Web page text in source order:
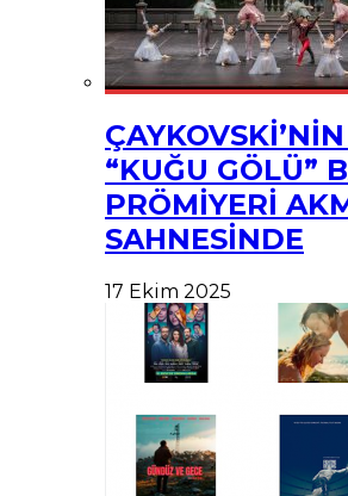
“KUĞU GÖLÜ”
PRÖMİYERİ
SAHNESİNDE
17 Ekim 2025